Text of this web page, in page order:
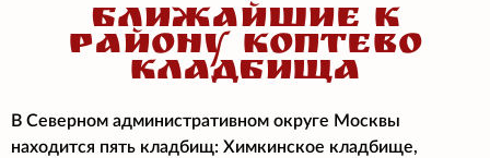
БЛИЖАЙШИЕ К
РАЙОНУ КОПТЕВО
КЛАДБИЩА
В Северном административном округе Москвы
находится пять кладбищ: Химкинское кладбище,